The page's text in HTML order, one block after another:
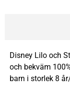
Disney Lilo och
och bekväm
barn i storlek 8